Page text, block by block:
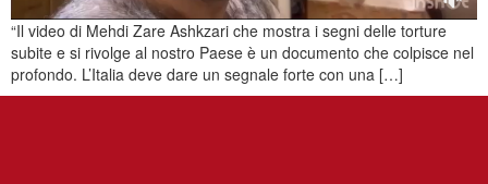
“Il video di Mehdi Zare Ashkzari che mostra i segni delle torture
subite e si rivolge al nostro Paese è un documento che colpisce nel
profondo. L’Italia deve dare un segnale forte con una […]